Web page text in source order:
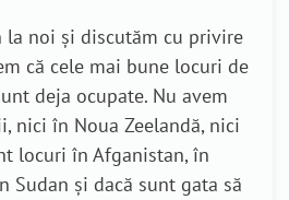
la noi și discutăm cu privire
că cele mai bune locuri de
deja ocupate. Nu avem
nici în Noua Zeelandă, nici
locuri în Afganistan, în
Sudan și dacă sunt gata să